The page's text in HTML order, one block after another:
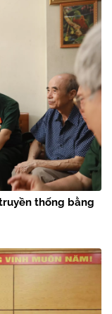
thống bằng